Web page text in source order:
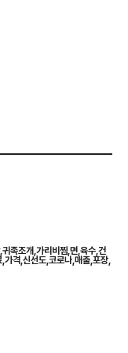
족조개,가리비찜,면,육수,건
가격,신선도,코로나,매출,포장,